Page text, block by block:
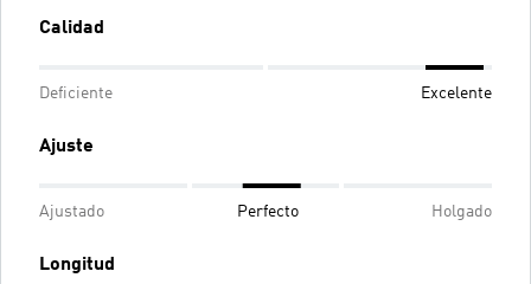
Calidad
Deficiente Excelente
Ajuste
Ajustado Perfecto Holgado
Longitud